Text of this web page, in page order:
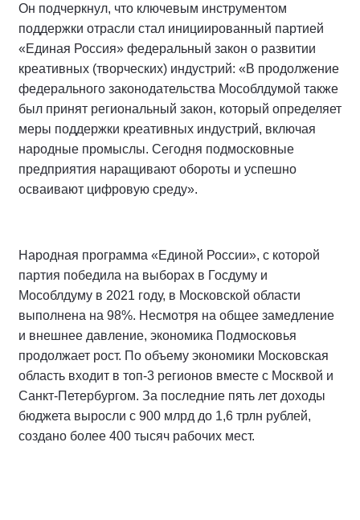
Он подчеркнул, что ключевым инструментом
поддержки отрасли стал инициированный партией
«Единая Россия» федеральный закон о развитии
креативных (творческих) индустрий: «В продолжение
федерального законодательства Мособлдумой также
был принят региональный закон, который определяет
меры поддержки креативных индустрий, включая
народные промыслы. Сегодня подмосковные
предприятия наращивают обороты и успешно
осваивают цифровую среду».
Народная программа «Единой России», с которой
партия победила на выборах в Госдуму и
Мособлдуму в 2021 году, в Московской области
выполнена на 98%. Несмотря на общее замедление
и внешнее давление, экономика Подмосковья
продолжает рост. По объему экономики Московская
область входит в топ-3 регионов вместе с Москвой и
Санкт-Петербургом. За последние пять лет доходы
бюджета выросли с 900 млрд до 1,6 трлн рублей,
создано более 400 тысяч рабочих мест.